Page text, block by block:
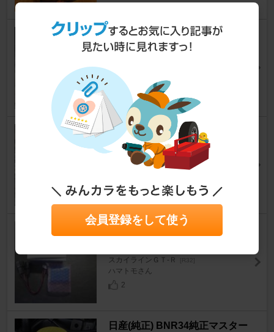
自作 ステンレスリベット補強
スカイラインＧＴ‐Ｒ [R32]
5
ワーキーメイト RB28
スカイラインＧＴ‐Ｒ [R32]
サリーちゃんBNR32さん
Ｄｏ Ｌｕｃｋ デジタルＧセン
スカイラインＧＴ‐Ｒ
ハマトモさん
2
日産(純正) BNR34純正マスター
会員登録をして使う